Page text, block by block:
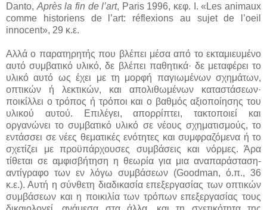
Danto, Après la fin de l’art, Paris 1996, κεφ. I. «Les animaux
comme historiens de l’art: réflexions au sujet de l’oeil
innocent», 29 κ.ε.
Αλλά ο παρατηρητής που βλέπει μέσα από το εκταμιευμένο
αυτό συμβατικό υλικό, δε βλέπει παθητικά· δε μεταφέρει το
υλικό αυτό ως έχει με τη μορφή παγιωμένων σχημάτων,
οπτικών ή λεκτικών, και απολιθωμένων καταστάσεων·
ποικίλλει ο τρόπος ή τρόποι και ο βαθμός αξιοποίησης του
υλικού αυτού. Επιλέγει, απορρίπτει, τακτοποιεί και
οργανώνει το συμβατικό υλικό σε νέους σχηματισμούς, το
εντάσσει σε νέες θεματικές ενότητες και συμφραζόμενα ή το
σχετίζει με προϋπάρχουσες συμβάσεις και νόρμες. Άρα
τίθεται σε αμφισβήτηση η θεωρία για μια αναπαράσταση-
αντίγραφο των εν λόγω συμβάσεων (Goodman, ό.π., 36
κ.ε.). Αυτή η σύνθετη διαδικασία επεξεργασίας των οπτικών
συμβάσεων και η ποικιλία των τρόπων επεξεργασίας τους